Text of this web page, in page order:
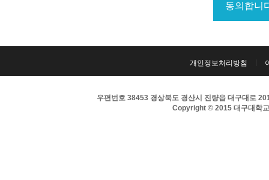
개인정보처리방침
우편번호 38453 경상북도 경산시 진량읍 대구대로
Copyright © 2015 대구대학